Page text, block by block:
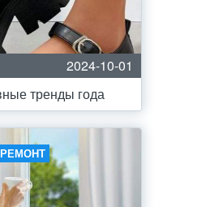
2024-10-01
тренды года